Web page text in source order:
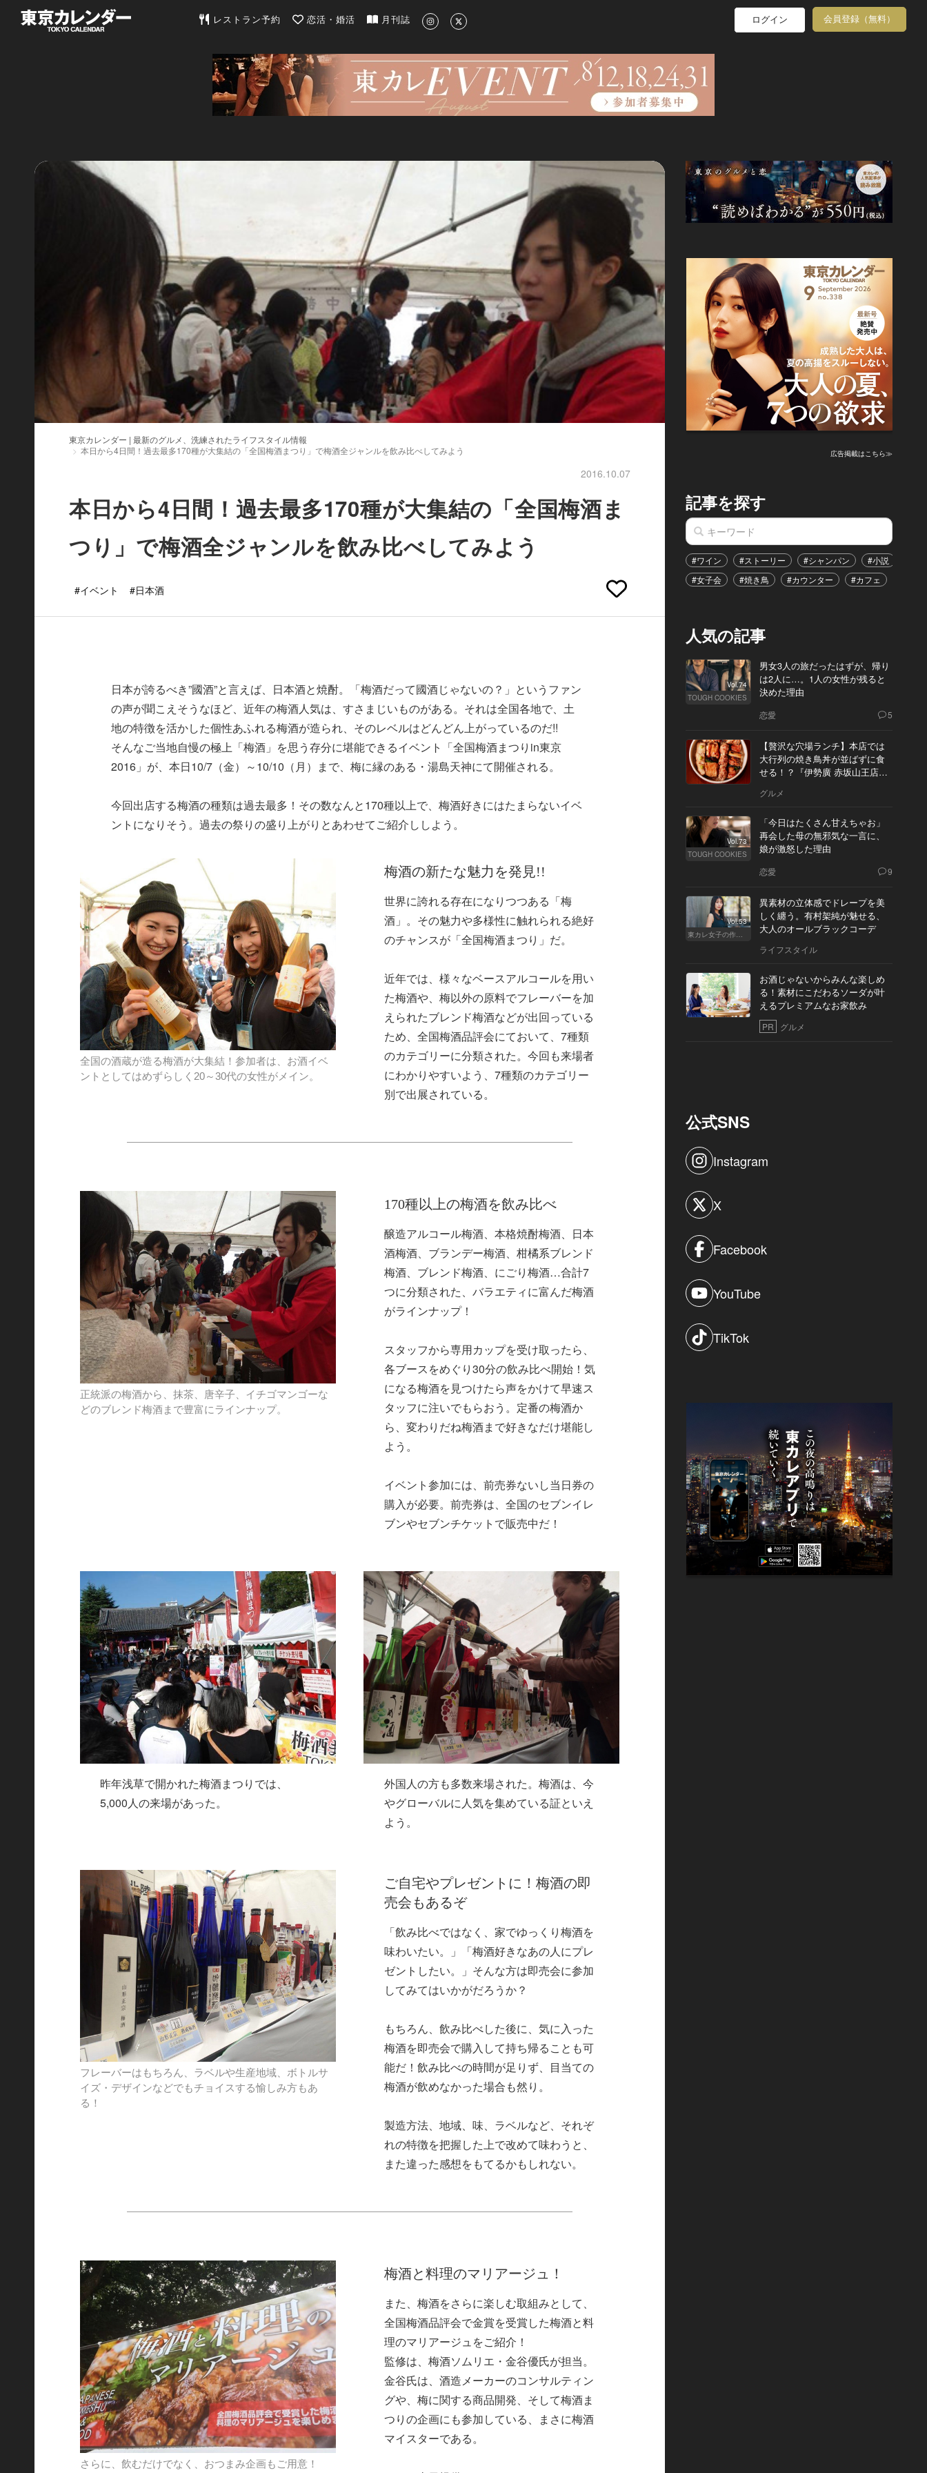
東京カレンダー | 最新のグルメ、洗練されたライフスタイル情報
レストラン予約 恋活・婚活 月刊誌 ログイン 会員登録（無料）
東京カレンダー | 最新のグルメ、洗練されたライフスタイル情報
本日から4日間！過去最多170種が大集結の「全国梅酒まつり」で梅酒全ジャンルを飲み比べしてみよう
2016.10.07
本日から4日間！過去最多170種が大集結の「全国梅酒ま
つり」で梅酒全ジャンルを飲み比べしてみよう
#イベント #日本酒
日本が誇るべき”國酒”と言えば、日本酒と焼酎。「梅酒だって國酒じゃないの？」というファン
の声が聞こえそうなほど、近年の梅酒人気は、すさまじいものがある。それは全国各地で、土
地の特徴を活かした個性あふれる梅酒が造られ、そのレベルはどんどん上がっているのだ!!
そんなご当地自慢の極上「梅酒」を思う存分に堪能できるイベント「全国梅酒まつりin東京
2016」が、本日10/7（金）～10/10（月）まで、梅に縁のある・湯島天神にて開催される。
今回出店する梅酒の種類は過去最多！その数なんと170種以上で、梅酒好きにはたまらないイベ
ントになりそう。過去の祭りの盛り上がりとあわせてご紹介ししよう。
全国の酒蔵が造る梅酒が大集結！参加者は、お酒イベ
ントとしてはめずらしく20～30代の女性がメイン。
梅酒の新たな魅力を発見!!
世界に誇れる存在になりつつある「梅
酒」。その魅力や多様性に触れられる絶好
のチャンスが「全国梅酒まつり」だ。
近年では、様々なベースアルコールを用い
た梅酒や、梅以外の原料でフレーバーを加
えられたブレンド梅酒などが出回っている
ため、全国梅酒品評会にておいて、7種類
のカテゴリーに分類された。今回も来場者
にわかりやすいよう、7種類のカテゴリー
別で出展されている。
正統派の梅酒から、抹茶、唐辛子、イチゴマンゴーな
どのブレンド梅酒まで豊富にラインナップ。
170種以上の梅酒を飲み比べ
醸造アルコール梅酒、本格焼酎梅酒、日本
酒梅酒、ブランデー梅酒、柑橘系ブレンド
梅酒、ブレンド梅酒、にごり梅酒…合計7
つに分類された、バラエティに富んだ梅酒
がラインナップ！
スタッフから専用カップを受け取ったら、
各ブースをめぐり30分の飲み比べ開始！気
になる梅酒を見つけたら声をかけて早速ス
タッフに注いでもらおう。定番の梅酒か
ら、変わりだね梅酒まで好きなだけ堪能し
よう。
イベント参加には、前売券ないし当日券の
購入が必要。前売券は、全国のセブンイレ
ブンやセブンチケットで販売中だ！
昨年浅草で開かれた梅酒まつりでは、
5,000人の来場があった。
外国人の方も多数来場された。梅酒は、今
やグローバルに人気を集めている証といえ
よう。
フレーバーはもちろん、ラベルや生産地域、ボトルサ
イズ・デザインなどでもチョイスする愉しみ方もあ
る！
ご自宅やプレゼントに！梅酒の即
売会もあるぞ
「飲み比べではなく、家でゆっくり梅酒を
味わいたい。」「梅酒好きなあの人にプレ
ゼントしたい。」そんな方は即売会に参加
してみてはいかがだろうか？
もちろん、飲み比べした後に、気に入った
梅酒を即売会で購入して持ち帰ることも可
能だ！飲み比べの時間が足りず、目当ての
梅酒が飲めなかった場合も然り。
製造方法、地域、味、ラベルなど、それぞ
れの特徴を把握した上で改めて味わうと、
また違った感想をもてるかもしれない。
さらに、飲むだけでなく、おつまみ企画もご用意！
梅酒と料理のマリアージュ！
また、梅酒をさらに楽しむ取組みとして、
全国梅酒品評会で金賞を受賞した梅酒と料
理のマリアージュをご紹介！
監修は、梅酒ソムリエ・金谷優氏が担当。
金谷氏は、酒造メーカーのコンサルティン
グや、梅に関する商品開発、そして梅酒ま
つりの企画にも参加している、まさに梅酒
マイスターである。
広告掲載はこちら≫
記事を探す
#ワイン #ストーリー #シャンパン #小説
#女子会
#焼き鳥 #カウンター #カフェ
人気の記事
Vol.74
TOUGH COOKIES
男女3人の旅だったはずが、帰り
は2人に…。1人の女性が残ると
決めた理由
恋愛 5
【贅沢な穴場ランチ】本店では
大行列の焼き鳥丼が並ばずに食
せる！？『伊勢廣 赤坂山王店』
グルメ
Vol.73
TOUGH COOKIES
「今日はたくさん甘えちゃお」
再会した母の無邪気な一言に、
娘が激怒した理由
恋愛 9
Vol.53
東カレ女子の作り方
異素材の立体感でドレープを美
しく纏う。有村架純が魅せる、
大人のオールブラックコーデ
ライフスタイル
お酒じゃないからみんな楽しめ
る！素材にこだわるソーダが叶
えるプレミアムなお家飲み
PR グルメ
公式SNS
Instagram
X
Facebook
YouTube
TikTok